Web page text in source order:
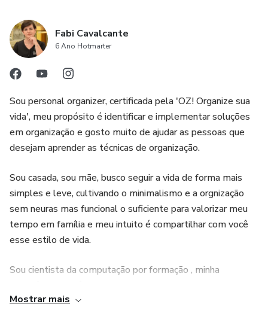
WhatsApp: 62981418641
e-mail: fabicavalcante.po@gmail.com
Instagram: @fabicavalcante.po
Site: www.fabicavalcanteorganizer.com.br
Fabi Cavalcante
6 Ano Hotmarter
Sou personal organizer, certificada pela 'OZ! Organize sua
vida', meu propósito é identificar e implementar soluções
em organização e gosto muito de ajudar as pessoas que
desejam aprender as técnicas de organização.
Sou casada, sou mãe, busco seguir a vida de forma mais
simples e leve, cultivando o minimalismo e a orgnização
sem neuras mas funcional o suficiente para valorizar meu
tempo em família e meu intuito é compartilhar com você
esse estilo de vida.
Sou cientista da computação por formação , minha
excelência ao meus projetos de organização.
Mostrar mais